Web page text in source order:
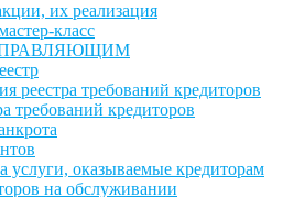
их реализация
класс
реестра требований кредиторов
требований кредиторов
услуги, оказываемые кредиторам
на обслуживании